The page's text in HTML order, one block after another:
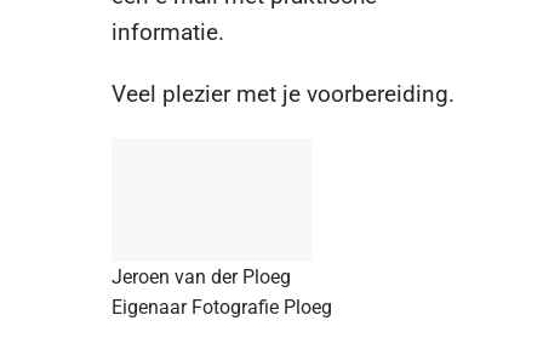
informatie.
Veel plezier met je voorbereiding.
Jeroen van der Ploeg
Eigenaar Fotografie Ploeg